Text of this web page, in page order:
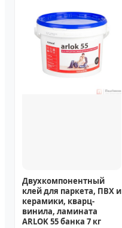
Двухкомпонентный
клей для паркета, ПВХ и
керамики, кварц-
винила, ламината
ARLOK 55 банка 7 кг